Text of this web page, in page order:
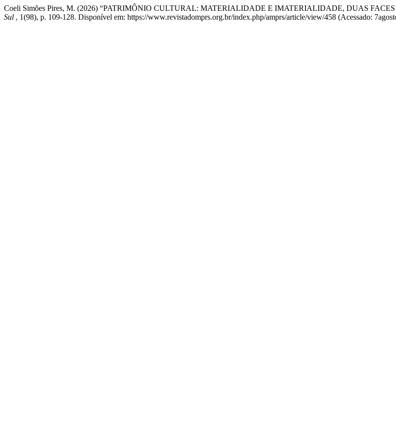
Coeli Simões Pires, M. (2026) “PATRIMÔNIO CULTURAL: MATERIALIDADE E IMATERIALIDADE, DUAS
Sul , 1(98), p. 109-128. Disponível em: https://www.revistadomprs.org.br/index.php/amprs/article/view/458 (Acessado: